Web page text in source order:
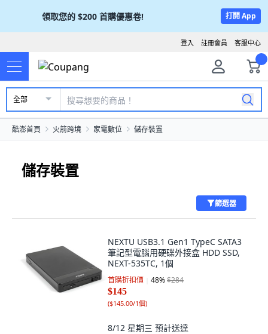
領取您的 $200 首購優惠卷! 打開 App
客服中心
註冊會員
登入
全部
酷澎首頁 火箭跨境 家電數位 儲存裝置
儲存裝置
篩選器
NEXTU USB3.1 Gen1 TypeC SATA3
筆記型電腦用硬碟外接盒 HDD SSD,
NEXT-535TC, 1個
首購折扣價 48%$284
$145
($145.00/1個)
8/12 星期三 預計送達